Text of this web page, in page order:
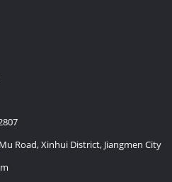
Road, Xinhui District, Jiangmen City